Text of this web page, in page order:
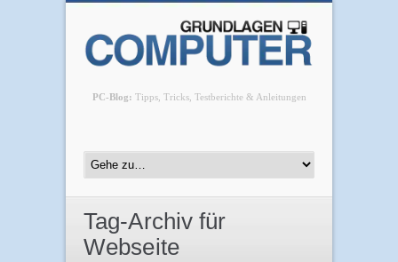
PC-Blog: Tipps, Tricks, Testberichte & Anleitungen
Tag-Archiv für
Webseite